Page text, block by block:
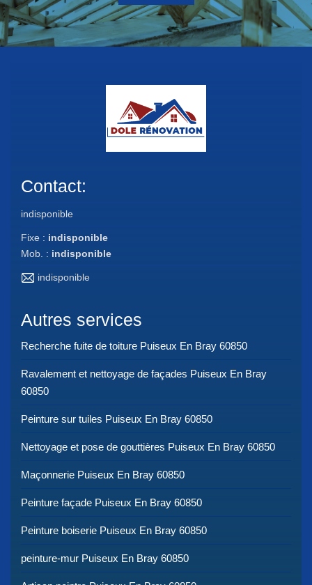
Contact:
indisponible
Fixe : indisponible
Mob. : indisponible
indisponible
Autres services
Recherche fuite de toiture Puiseux En Bray 60850
Ravalement et nettoyage de façades Puiseux En Bray
60850
Peinture sur tuiles Puiseux En Bray 60850
Nettoyage et pose de gouttières Puiseux En Bray 60850
Maçonnerie Puiseux En Bray 60850
Peinture façade Puiseux En Bray 60850
Peinture boiserie Puiseux En Bray 60850
peinture-mur Puiseux En Bray 60850